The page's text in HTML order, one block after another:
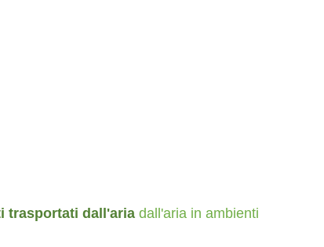
trasportati dall'aria dall'aria in ambienti